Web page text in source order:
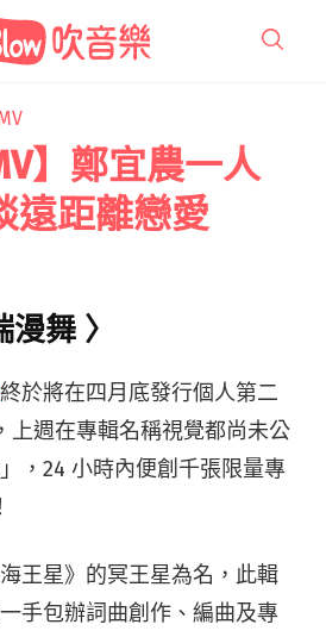
】鄭宜農一人
遠距離戀愛
舞 〉
終於將在四月底發行個人第二
上週在專輯名稱視覺都尚未公
，24 小時內便創千張限量專
王星》的冥王星為名，此輯
手包辦詞曲創作、編曲及專